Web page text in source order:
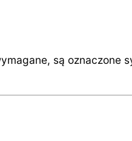
są oznaczone